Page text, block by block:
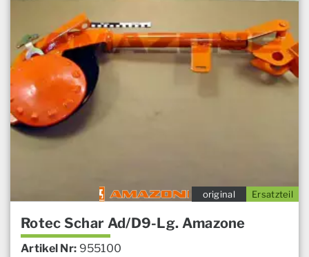
Ersatzteil
original
Rotec Schar Ad/D9-Lg. Amazone
Artikel Nr: 955100